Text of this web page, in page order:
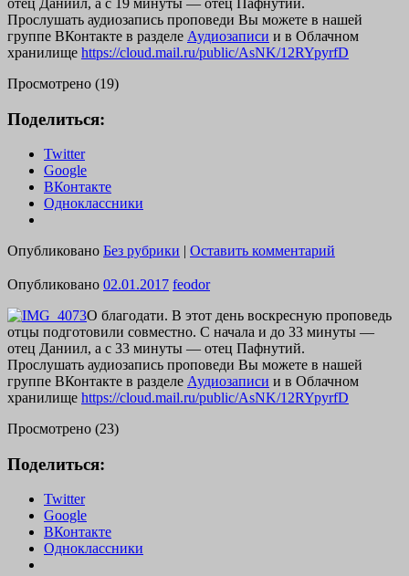
Прослушать аудиозапись проповеди Вы можете в нашей
группе ВКонтакте в разделе Аудиозаписи и в Облачном
хранилище https://cloud.mail.ru/public/AsNK/12RYpyrfD
Просмотрено (19)
Поделиться:
Twitter
Google
ВКонтакте
Одноклассники
Опубликовано Без рубрики | Оставить комментарий
Опубликовано 02.01.2017 feodor
О благодати. В этот день воскресную проповедь
отцы подготовили совместно. С начала и до 33 минуты —
отец Даниил, а с 33 минуты — отец Пафнутий.
Прослушать аудиозапись проповеди Вы можете в нашей
группе ВКонтакте в разделе Аудиозаписи и в Облачном
хранилище https://cloud.mail.ru/public/AsNK/12RYpyrfD
Просмотрено (23)
Поделиться:
Twitter
Google
ВКонтакте
Одноклассники